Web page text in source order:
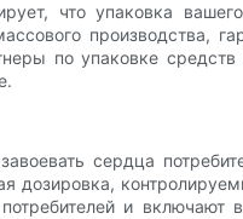
что упаковка
производства,
по упаковке
сердца
дозировка,
и включают